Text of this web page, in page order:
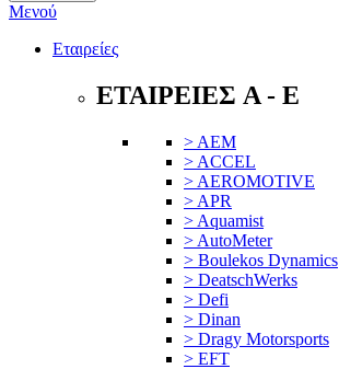
Μενού
Εταιρείες
ΕΤΑΙΡΕΙΕΣ A - E
> AEM
> ACCEL
> AEROMOTIVE
> APR
> Aquamist
> AutoMeter
> Boulekos Dynamics
> DeatschWerks
> Defi
> Dinan
> Dragy Motorsports
> EFT